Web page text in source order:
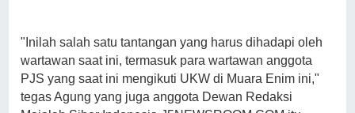
"Inilah salah satu tantangan yang harus dihadapi oleh
wartawan saat ini, termasuk para wartawan anggota
PJS yang saat ini mengikuti UKW di Muara Enim ini,"
tegas Agung yang juga anggota Dewan Redaksi